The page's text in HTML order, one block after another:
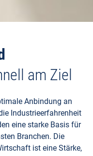
am Ziel
Anbindung an
Industrieerfahrenheit
eine starke Basis für
Branchen. Die
ist eine Stärke,